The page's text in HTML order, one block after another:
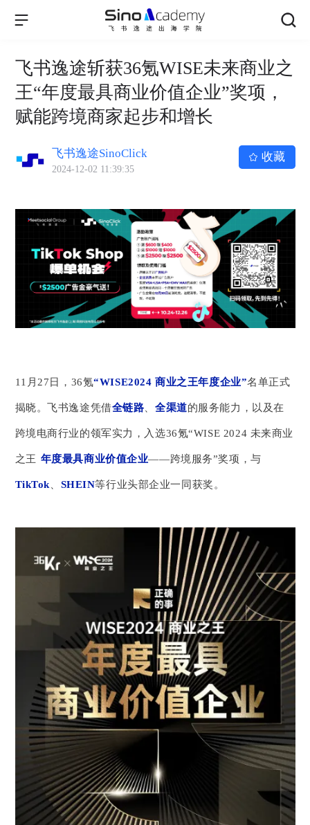
飞书逸途斩获36氪WISE未来商业之
王“年度最具商业价值企业”奖项，
赋能跨境商家起步和增长
飞书逸途SinoClick
2024-12-02 11:39:35
收藏
11月27日，36氪“WISE2024 商业之王年度企业”名单正式
揭晓。飞书逸途凭借全链路 、全渠道的服务能力，以及在
跨境电商行业的领军实力，入选36氪“WISE 2024 未来商业
之王 年度最具商业价值企业——跨境服务”奖项，与
TikTok SHEIN等行业头部企业一同获奖。